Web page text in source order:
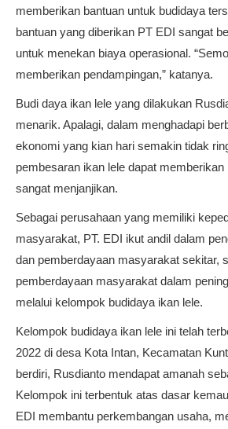
memberikan bantuan untuk budidaya
bantuan yang diberikan PT EDI sangat
untuk menekan biaya operasional.
memberikan pendampingan,” katanya.
Budi daya ikan lele yang dilakukan
menarik. Apalagi, dalam menghadapi
ekonomi yang kian hari semakin tidak
pembesaran ikan lele dapat
sangat menjanjikan.
Sebagai perusahaan yang memiliki
masyarakat, PT. EDI ikut andil dalam
dan pemberdayaan masyarakat sekitar,
pemberdayaan masyarakat dalam
melalui kelompok budidaya ikan lele.
Kelompok budidaya ikan lele ini telah
2022 di desa Kota Intan, Kecamatan
berdiri, Rusdianto mendapat amanah
Kelompok ini terbentuk atas dasar
EDI membantu perkembangan usaha,